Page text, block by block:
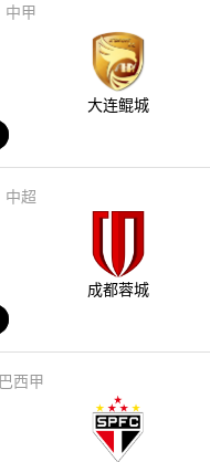
中甲
大连鲲城
中超
成都蓉城
巴西甲